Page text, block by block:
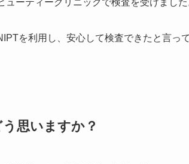
ーティークリニックで検査を受けました
を利用し、安心して検査できたと言っ
思いますか？